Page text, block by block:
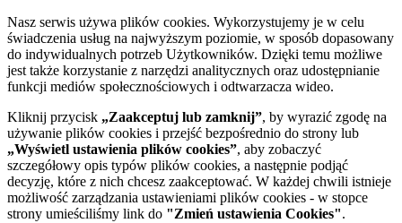
Nasz serwis używa plików cookies. Wykorzystujemy je w celu
świadczenia usług na najwyższym poziomie, w sposób dopasowany
do indywidualnych potrzeb Użytkowników. Dzięki temu możliwe
jest także korzystanie z narzędzi analitycznych oraz udostępnianie
funkcji mediów społecznościowych i odtwarzacza wideo.
Kliknij przycisk „Zaakceptuj lub zamknij”, by wyrazić zgodę na
używanie plików cookies i przejść bezpośrednio do strony lub
„Wyświetl ustawienia plików cookies”, aby zobaczyć
szczegółowy opis typów plików cookies, a następnie podjąć
decyzję, które z nich chcesz zaakceptować. W każdej chwili istnieje
możliwość zarządzania ustawieniami plików cookies - w stopce
strony umieściliśmy link do "Zmień ustawienia Cookies".